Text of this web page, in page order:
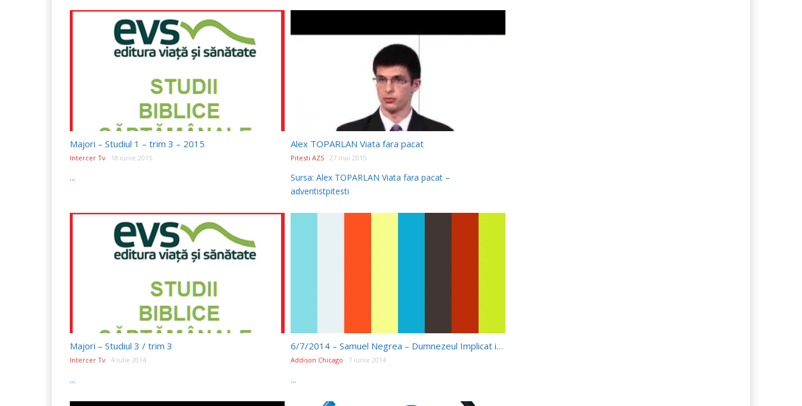
Majori – Studiul 1 – trim 3 – 2015
Intercer Tv 18 iunie 2015
...
Alex TOPARLAN Viata fara pacat
Pitesti AZS 27 mai 2015
Sursa: Alex TOPARLAN Viata fara pacat –
adventistpitesti
Majori – Studiul 3 / trim 3
Intercer Tv 4 iulie 2014
...
6/7/2014 – Samuel Negrea – Dumnezeul Implicat in Viata Noastra
Addison Chicago 7 iunie 2014
...